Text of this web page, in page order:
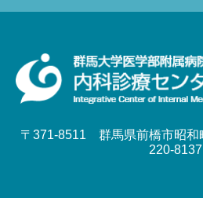
〒371-8511 群馬県前橋市昭
220-8137